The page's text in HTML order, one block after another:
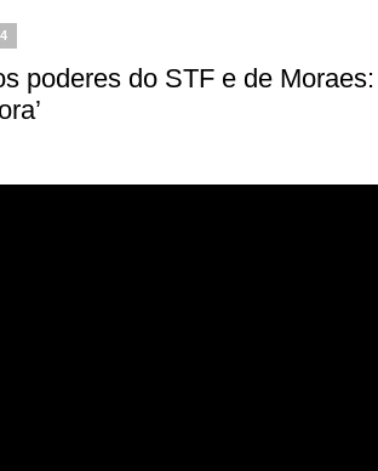
poderes do STF e de Moraes: